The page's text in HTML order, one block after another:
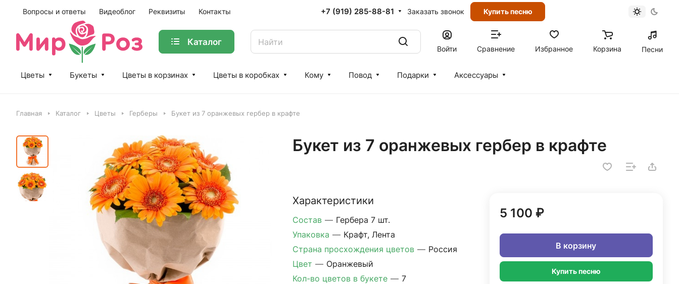
Вопросы и ответы Видеоблог Реквизиты Контакты +7 (919) 285-88-81 Заказать звонок Купить песню
Каталог
Войти Сравнение Избранное Корзина Песни
Цветы Букеты Цветы в корзинах Цветы в коробках Кому Повод Подарки Аксессуары
Главная Каталог Цветы Герберы Букет из 7 оранжевых гербер в крафте
Букет из 7 оранжевых гербер в крафте
Характеристики
Состав — Гербера 7 шт.
Упаковка — Крафт, Лента
Страна просхождения цветов — Россия
Цвет — Оранжевый
Кол-во цветов в букете — 7
5 100 ₽
В корзину
Купить песню